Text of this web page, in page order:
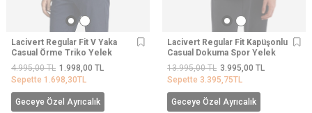
Lacivert Regular Fit V Yaka
Casual Örme Triko Yelek
4.995,00TL 1.998,00 TL
Sepette 1.698,30TL
Geceye Özel Ayrıcalık
Lacivert Regular Fit Kapüşonlu
Casual Dokuma Spor Yelek
13.995,00TL 3.995,00 TL
Sepette 3.395,75TL
Geceye Özel Ayrıcalık